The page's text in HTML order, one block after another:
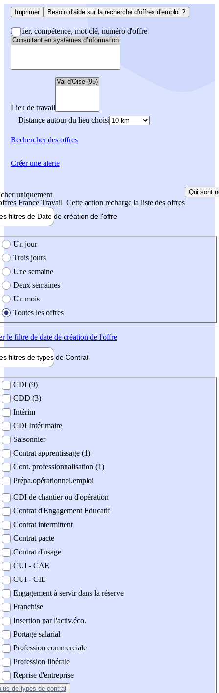
Imprimer Besoin d'aide sur la recherche d'offres d'emploi ?
Métier, compétence, mot-clé, numéro d'offre
Lieu de travail
Distance autour du lieu choisi
Rechercherdes offres
uniquement
France Travail Cette action recharge la liste des offres
Qui sont
filtres de Date de création de l'offre
création de l'offre
Un jour
Trois jours
Une semaine
Deux semaines
Un mois
Toutes les offres
le filtre de date de création de l'offre
filtres de types de Contrat
contrat
CDI (9)
CDD (3)
Intérim
CDI Intérimaire
Saisonnier
Contrat apprentissage (1)
Cont. professionnalisation (1)
Prépa.opérationnel.emploi
CDI de chantier ou d'opération
Contrat d'Engagement Educatif
Contrat intermittent
Contrat pacte
Contrat d'usage
CUI - CAE
CUI - CIE
Engagement à servir dans la réserve
Franchise
Insertion par l'activ.éco.
Portage salarial
Profession commerciale
Profession libérale
Reprise d'entreprise
de types de contrat
Créer une alerte